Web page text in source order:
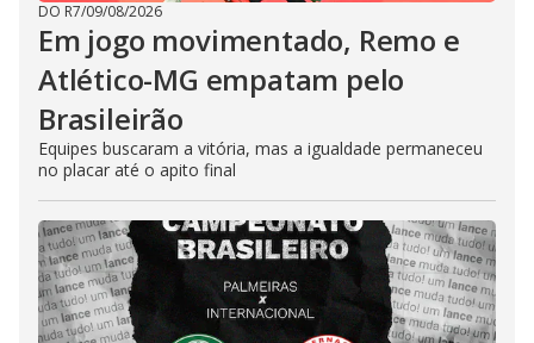
DO R7/09/08/2026
Em jogo movimentado, Remo e
Atlético-MG empatam pelo
Brasileirão
Equipes buscaram a vitória, mas a igualdade permaneceu
no placar até o apito final